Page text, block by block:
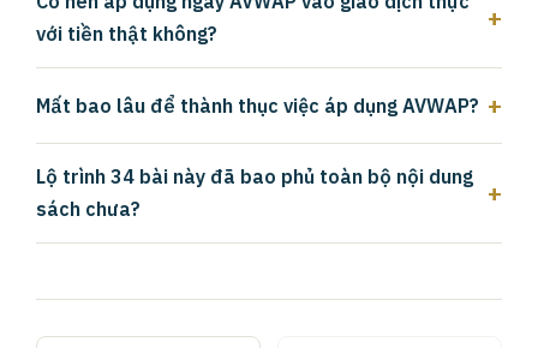
với tiền thật không?
Mất bao lâu để thành thục việc áp dụng AVWAP?
Lộ trình 34 bài này đã bao phủ toàn bộ nội dung
sách chưa?